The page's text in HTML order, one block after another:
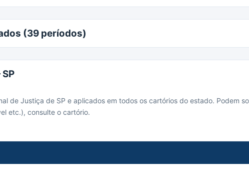
(39 períodos)
de Justiça de SP e aplicados em todos os cartórios do estado. Podem
etc.), consulte o cartório.